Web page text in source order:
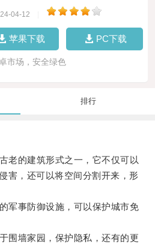
04-12
苹果下载 PC下载
市场，安全绿色
排行
的建筑形式之一，它不仅可以
害，还可以将空间分割开来，形
事防御设施，可以保护城市免
墙家园，保护隐私，还有的更